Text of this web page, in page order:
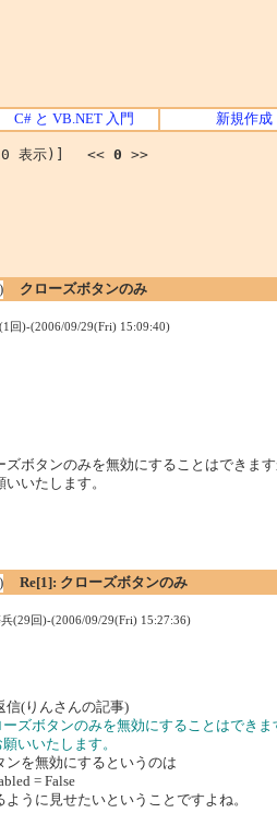
C# と VB.NET 入門 新規作成
10 表示)] << 0 >>
クローズボタンのみ
回)-(2006/09/29(Fri) 15:09:40)
ズボタンのみを無効にすることはできま
いいたします。
Re[1]: クローズボタンのみ
(29回)-(2006/09/29(Fri) 15:27:36)
信(りんさんの記事)
ーズボタンのみを無効にすることはでき
いいたします。
ンを無効にするというのは
= False
ように見せたいということですよね。